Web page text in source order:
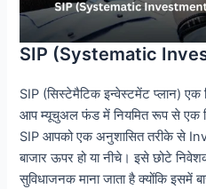
SIP (Systematic
SIP (सिस्टेमैटिक इन्वेस्टमेंट प्लान) एक
आप म्यूचुअल फंड में नियमित रूप से एक
SIP आपको एक अनुशासित तरीके से
बाजार ऊपर हो या नीचे। इसे छोटे
सुविधाजनक माना जाता है क्योंकि इसमें